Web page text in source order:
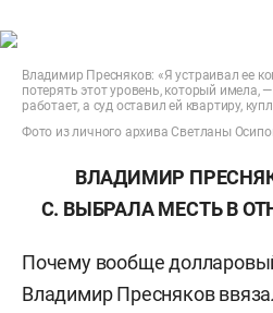
Владимир Пресняков: «Я устраивал ее
потерять этот уровень, который имела,
работает, а суд оставил ей квартиру,
Фото из личного архива Светланы
ВЛАДИМИР
С. ВЫБРАЛА МЕСТЬ В
Почему вообще
Владимир Пресняков